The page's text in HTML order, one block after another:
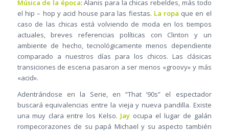
Música de la época: Alanis para la chicas rebeldes, más todo
el hip – hop y acid house para las fiestas. La ropa que en el
caso de las chicas está volviendo de moda en los tiempos
actuales, breves referencias políticas con Clinton y un
ambiente de hecho, tecnológicamente menos dependiente
comparado a nuestros días para los chicos. Las clásicas
transiciones de escena pasaron a ser menos «groovy» y más
«acid».
Adentrándose en la Serie, en “That ‘90s” el espectador
buscará equivalencias entre la vieja y nueva pandilla. Existe
una muy clara entre los Kelso. Jayocupa el lugar de galán
rompecorazones de su papá Michael y su aspecto también